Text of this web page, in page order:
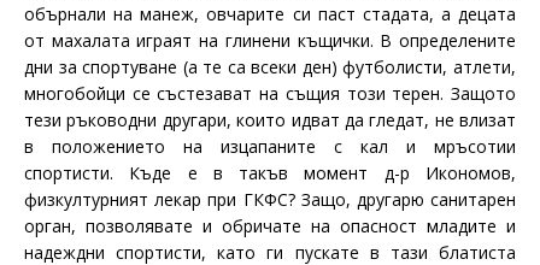
обърнали на манеж, овчарите си паст стадата, а децата
от махалата играят на глинени къщички. В определените
дни за спортуване (а те са всеки ден) футболисти, атлети,
многобойци се състезават на същия този терен. Защото
тези ръководни другари, които идват да гледат, не влизат
в положението на изцапаните с кал и мръсотии
спортисти. Къде е в такъв момент д-р Икономов,
физкултурният лекар при ГКФС? Защо, другарю санитарен
орган, позволявате и обричате на опасност младите и
надеждни спортисти, като ги пускате в тази блатиста